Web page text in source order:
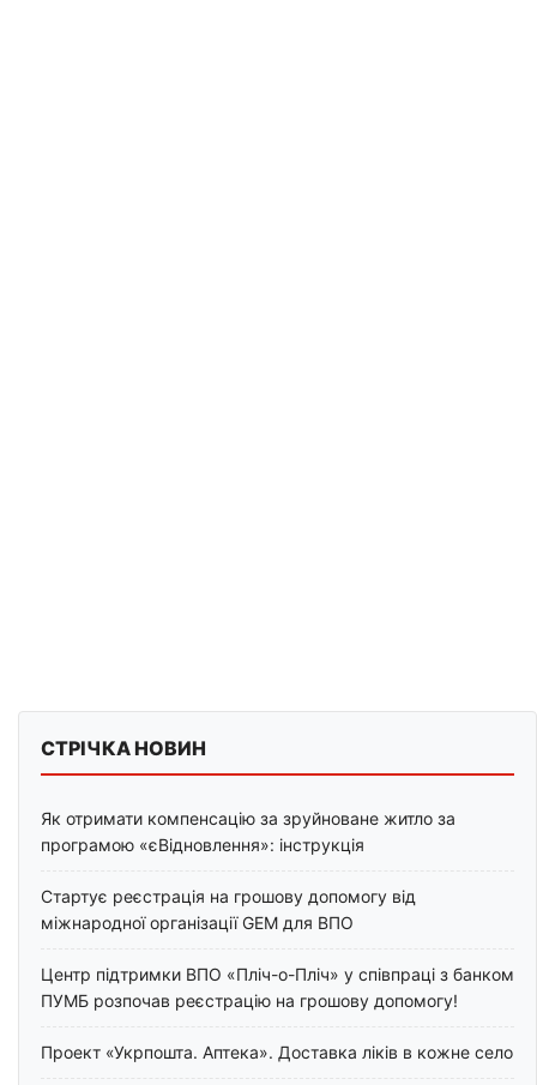
СТРІЧКА НОВИН
Як отримати компенсацію за зруйноване житло за
програмою «єВідновлення»: інструкція
Стартує реєстрація на грошову допомогу від
міжнародної організації GEM для ВПО
Центр підтримки ВПО «Пліч-о-Пліч» у співпраці з банком
ПУМБ розпочав реєстрацію на грошову допомогу!
Проект «Укрпошта. Аптека». Доставка ліків в кожне село